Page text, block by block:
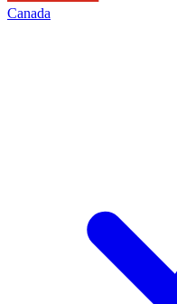
Canada